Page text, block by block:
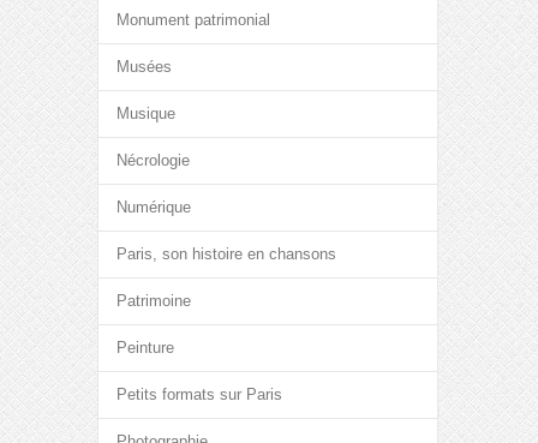
Monument patrimonial
Musées
Musique
Nécrologie
Numérique
Paris, son histoire en chansons
Patrimoine
Peinture
Petits formats sur Paris